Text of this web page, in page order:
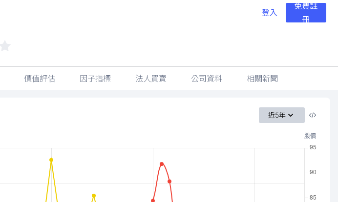
登入
免費註
冊
價值評估 因子指標 法人買賣 公司資料 相關新聞
近5年